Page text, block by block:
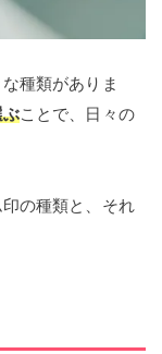
種類がありま
ぶことで、日々の
の種類と、それ